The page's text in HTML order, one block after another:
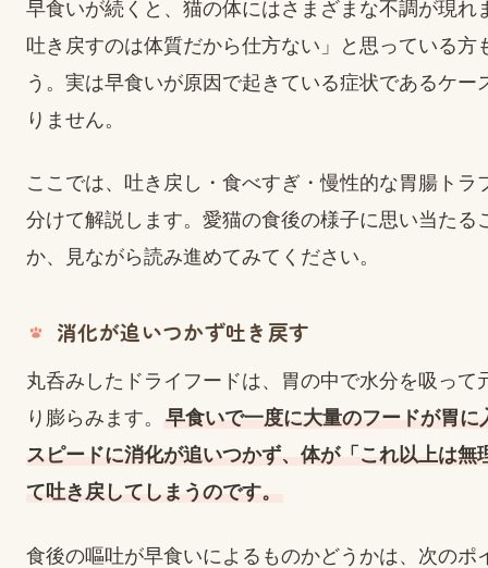
早食いが続くと、猫の体にはさまざまな不調が現れ
吐き戻すのは体質だから仕方ない」と思っている方
う。実は早食いが原因で起きている症状であるケー
りません。
ここでは、吐き戻し・食べすぎ・慢性的な胃腸トラ
分けて解説します。愛猫の食後の様子に思い当たる
か、見ながら読み進めてみてください。
消化が追いつかず吐き戻す
丸呑みしたドライフードは、胃の中で水分を吸って
り膨らみます。 早食いで一度に大量のフードが胃に
スピードに消化が追いつかず、体が「これ以上は無
て吐き戻してしまうのです。
食後の嘔吐が早食いによるものかどうかは、次のポ